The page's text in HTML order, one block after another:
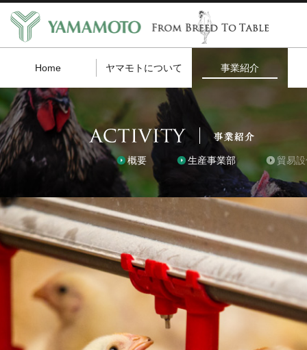
Home ヤマモトについて 事業紹介
概要 生産事業部 貿易